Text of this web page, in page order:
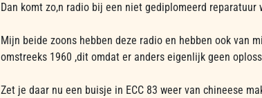
Dan komt zo,n radio bij een niet gediplomeerd
Mijn beide zoons hebben deze radio en hebben ook van
omstreeks 1960 ,dit omdat er anders eigenlijk geen
Zet je daar nu een buisje in ECC 83 weer van chineese